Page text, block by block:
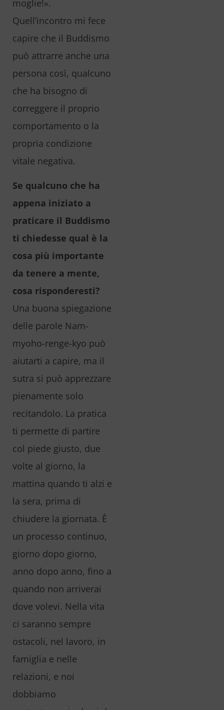
moglie!».
Quell’incontro mi fece
capire che il Buddismo
può attrarre anche una
persona così, qualcuno
che ha bisogno di
correggere il proprio
comportamento o la
propria condizione
vitale negativa.
Se qualcuno che ha
appena iniziato a
praticare il Buddismo
ti chiedesse qual è la
cosa più importante
da tenere a mente,
cosa risponderesti?
Una buona spiegazione
delle parole Nam-
myoho-renge-kyo può
aiutarti a capire, ma il
sutra si può apprezzare
pienamente solo
recitandolo. La pratica
ti permette di partire
col piede giusto, due
volte al giorno, la
mattina quando ti alzi e
la sera, prima di
chiudere la giornata. È
un processo continuo,
giorno dopo giorno,
anno dopo anno, fino a
quando non arriverai
dove volevi. Nella vita
ci saranno sempre
ostacoli, nel lavoro, in
famiglia e nelle
relazioni, e noi
dobbiamo